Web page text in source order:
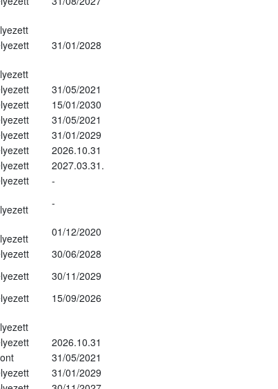
31/01/2028
31/05/2021
15/01/2030
31/05/2021
31/01/2029
2026.10.31
2027.03.31.
-
-
01/12/2020
30/06/2028
30/11/2029
15/09/2026
2026.10.31
31/05/2021
31/01/2029